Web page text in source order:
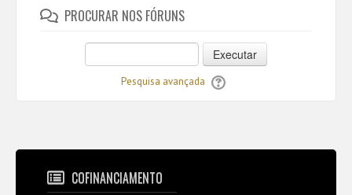
PROCURAR NOS FÓRUNS
Executar
Pesquisa avançada
COFINANCIAMENTO